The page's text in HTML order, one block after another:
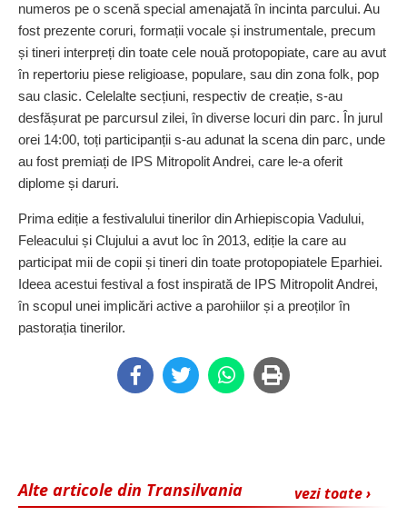
numeros pe o scenă special amenajată în incinta parcului. Au
fost prezente coruri, formații vocale și instrumentale, precum
și tineri interpreți din toate cele nouă protopopiate, care au avut
în repertoriu piese religioase, populare, sau din zona folk, pop
sau clasic. Celelalte secțiuni, respectiv de creație, s-au
desfășurat pe parcursul zilei, în diverse locuri din parc. În jurul
orei 14:00, toți participanții s-au adunat la scena din parc, unde
au fost premiați de IPS Mitropolit Andrei, care le-a oferit
diplome și daruri.
Prima ediție a festivalului tinerilor din Arhiepiscopia Vadului,
Feleacului și Clujului a avut loc în 2013, ediție la care au
participat mii de copii și tineri din toate protopopiatele Eparhiei.
Ideea acestui festival a fost inspirată de IPS Mitropolit Andrei,
în scopul unei implicări active a parohiilor și a preoților în
pastorația tinerilor.
vezi toate ›
Alte articole din Transilvania